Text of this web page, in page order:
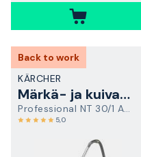
Back to work
KÄRCHER
Märkä- ja kuivaimuri
Professional NT 30/1 AP TE L
5,0